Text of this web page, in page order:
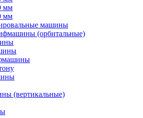
мм
мм
машины
(орбитальные)
(вертикальные)